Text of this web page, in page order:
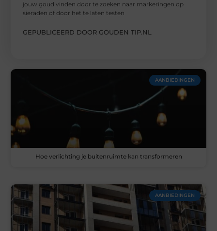
jouw goud vinden door te zoeken naar markeringen op
sieraden of door het te laten testen
GEPUBLICEERD DOOR GOUDEN TIP.NL
AANBIEDINGEN
Hoe verlichting je buitenruimte kan transformeren
AANBIEDINGEN